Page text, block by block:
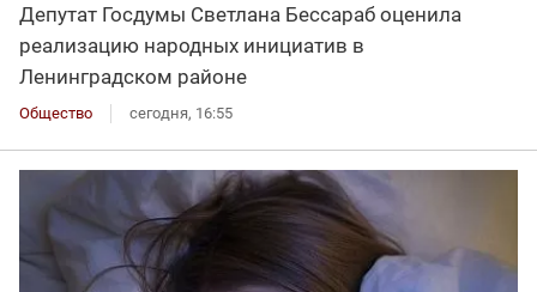
Депутат Госдумы Светлана Бессараб оценила
реализацию народных инициатив в
Ленинградском районе
Общество сегодня, 16:55